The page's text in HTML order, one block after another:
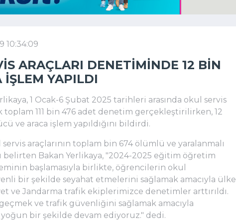
10:34:09
ARAÇLARI DENETIMINDE 12 BIN
IŞLEM YAPILDI
1 Ocak-6 Şubat 2025 tarihleri arasında okul servis
toplam 111 bin 476 adet denetim gerçekleştirilirken, 12
ve araca işlem yapıldığını bildirdi.
servis araçlarının toplam bin 674 ölümlü ve yaralanmalı
belirten Bakan Yerlikaya, "2024-2025 eğitim öğretim
başlamasıyla birlikte, öğrencilerin okul
bir şekilde seyahat etmelerini sağlamak amacıyla ülke
ve Jandarma trafik ekiplerimizce denetimler arttırıldı.
ve trafik güvenliğini sağlamak amacıyla
bir şekilde devam ediyoruz." dedi.